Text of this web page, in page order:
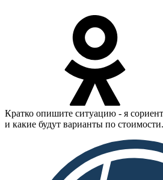
Кратко опишите ситуацию - я
и какие будут варианты по стоимости.